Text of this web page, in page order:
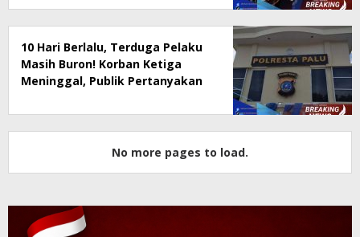
Tanah
10 Hari Berlalu, Terduga Pelaku
Masih Buron! Korban Ketiga
Meninggal, Publik Pertanyakan
No more pages to load.